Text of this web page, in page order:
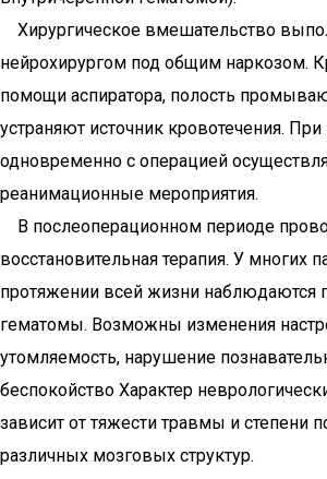
Хирургическое вмешательство
нейрохирургом под общим наркозом.
помощи аспиратора, полость
устраняют источник кровотечения.
одновременно с операцией
реанимационные мероприятия.
В послеоперационном периоде
восстановительная терапия. У многих
протяжении всей жизни наблюдаются
гематомы. Возможны изменения
утомляемость, нарушение
беспокойство Характер
зависит от тяжести травмы и степени
различных мозговых структур.